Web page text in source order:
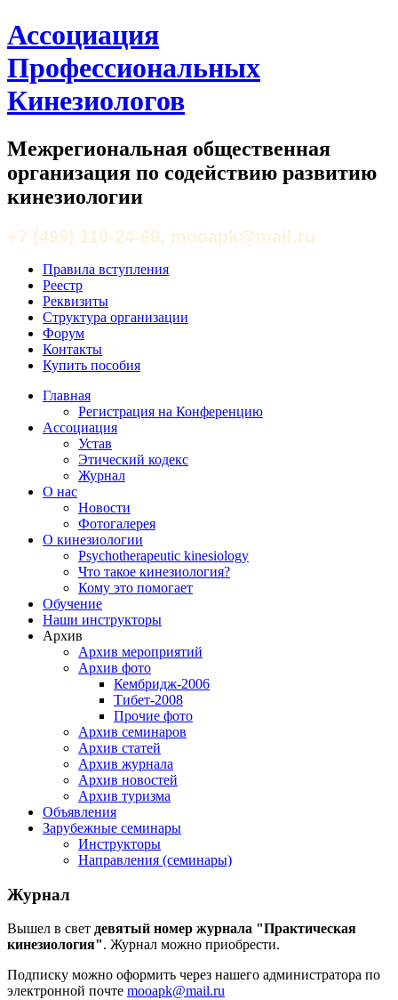
Ассоциация
Профессиональных
Кинезиологов
Межрегиональная общественная
организация по содействию развитию
кинезиологии
+7 (499) 110-24-68, mooapk@mail.ru
Правила вступления
Реестр
Реквизиты
Структура организации
Форум
Контакты
Купить пособия
Главная
Регистрация на Конференцию
Ассоциация
Устав
Этический кодекс
Журнал
О нас
Новости
Фотогалерея
О кинезиологии
Psychotherapeutic kinesiology
Что такое кинезиология?
Кому это помогает
Обучение
Наши инструкторы
Архив
Архив мероприятий
Архив фото
Кембридж-2006
Тибет-2008
Прочие фото
Архив семинаров
Архив статей
Архив журнала
Архив новостей
Архив туризма
Объявления
Зарубежные семинары
Инструкторы
Направления (семинары)
Журнал
Вышел в свет девятый номер журнала "Практическая
кинезиология". Журнал можно приобрести.
Подписку можно оформить через нашего администратора по
электронной почте mooapk@mail.ru